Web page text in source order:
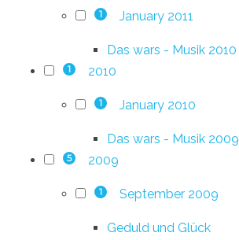
1 January 2011
Das wars - Musik 2010
1 2010
1 January 2010
Das wars - Musik 2009
5 2009
1 September 2009
Geduld und Glück